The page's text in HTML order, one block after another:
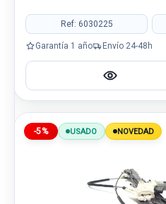
Ref: 6030225
Garantía 1 año Envío 24-48h
-5% USADO NOVEDAD